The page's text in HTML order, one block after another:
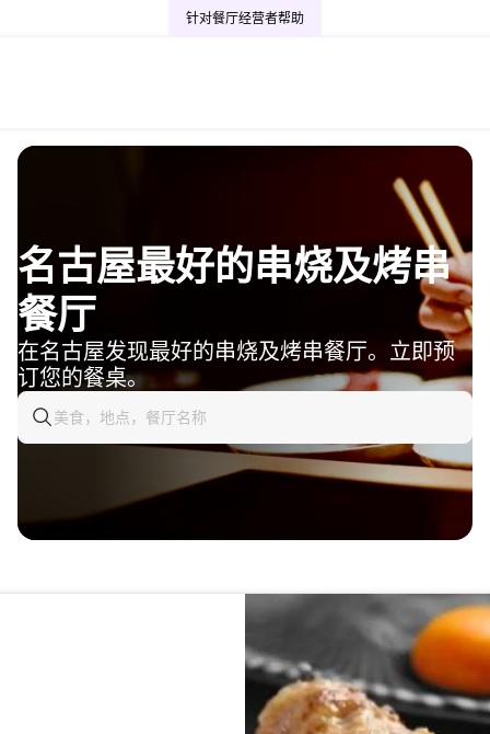
针对餐厅经营者帮助
名古屋最好的串烧及烤串
餐厅
在名古屋发现最好的串烧及烤串餐厅。立即预
订您的餐桌。